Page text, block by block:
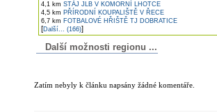
4,1 km STÁJ JLB V KOMORNÍ LHOTCE
4,5 km PŘÍRODNÍ KOUPALIŠTĚ V ŘECE
6,7 km FOTBALOVÉ HŘIŠTĚ TJ DOBRATICE
[Další... (166)]
Další možnosti regionu ...
Zatím nebyly k článku napsány žádné komentáře.